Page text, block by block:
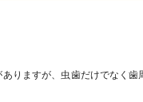
りますが、虫歯だけでなく歯